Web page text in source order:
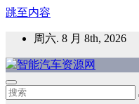
跳至内容
周六. 8 月 8th, 2026
智能汽车资源网
智能表面，智能内饰，新